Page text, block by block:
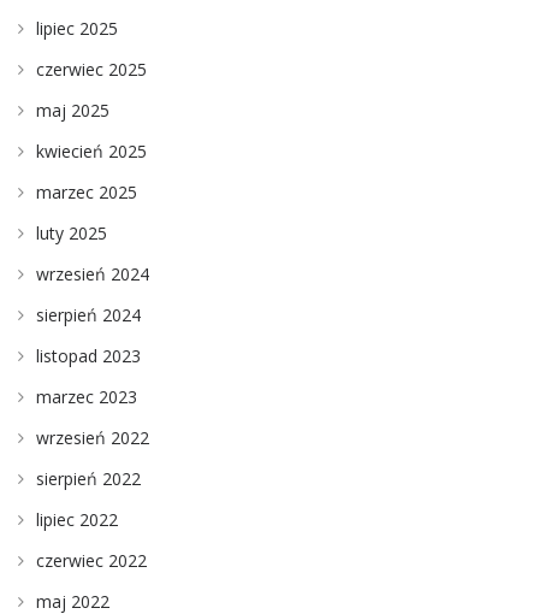
lipiec 2025
czerwiec 2025
maj 2025
kwiecień 2025
marzec 2025
luty 2025
wrzesień 2024
sierpień 2024
listopad 2023
marzec 2023
wrzesień 2022
sierpień 2022
lipiec 2022
czerwiec 2022
maj 2022